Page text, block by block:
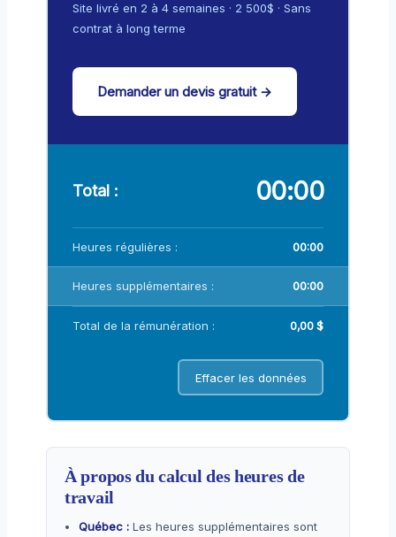
Site livré en 2 à 4 semaines · 2 500$ · Sans
contrat à long terme
Demander un devis gratuit →
Total : 00:00
Heures régulières : 00:00
Heures supplémentaires : 00:00
Total de la rémunération : 0,00 $
Effacer les données
À propos du calcul des heures de
travail
Québec : Les heures supplémentaires sont